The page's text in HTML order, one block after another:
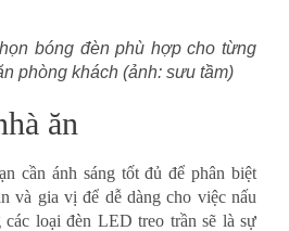
bóng đèn phù hợp cho từng
phòng khách (ảnh: sưu tầm)
ăn
cần ánh sáng tốt đủ để phân biệt
và gia vị để dễ dàng cho việc nấu
loại đèn LED treo trần sẽ là sự